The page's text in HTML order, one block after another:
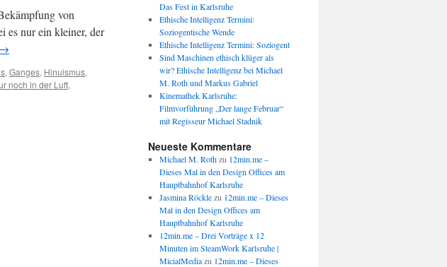
von
es nur ein kleiner, der
, Ganges, Hinuismus,
noch in der Luft,
Das Fest in Karlsruhe
Ethische Intelligenz Termini:
Soziogentische Wende
Ethische Intelligenz Termini: Soziogent
Sind Maschinen ethisch klüger als
wir? Ethische Intelligenz bei Michael
M. Roth und Markus Gabriel
Kinemathek Karlsruhe:
Filmvorführung „Der lange Februar“
mit Regisseur Michael Stadnik
Neueste Kommentare
Michael M. Rothzu 12min.me –
Dieses Mal in den Design Offices am
Hauptbahnhof Karlsruhe
Jasmina Röcklezu 12min.me – Dieses
Mal in den Design Offices am
Hauptbahnhof Karlsruhe
12min.me – Drei Vorträge x 12
Minuten im SteamWork Karlsruhe |
MicialMediazu 12min.me – Dieses